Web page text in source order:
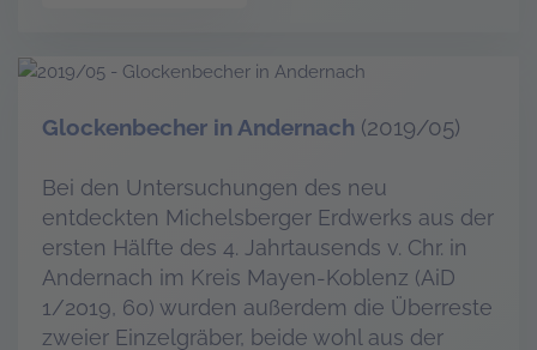
Glockenbecher in Andernach (2019/05)
Bei den Untersuchungen des neu
entdeckten Michelsberger Erdwerks aus der
ersten Hälfte des 4. Jahrtausends v. Chr. in
Andernach im Kreis Mayen-Koblenz (AiD
1/2019, 60) wurden außerdem die Überreste
zweier Einzelgräber, beide wohl aus der